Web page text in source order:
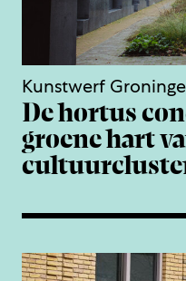
Kunstwerf
De hortus
groene hart